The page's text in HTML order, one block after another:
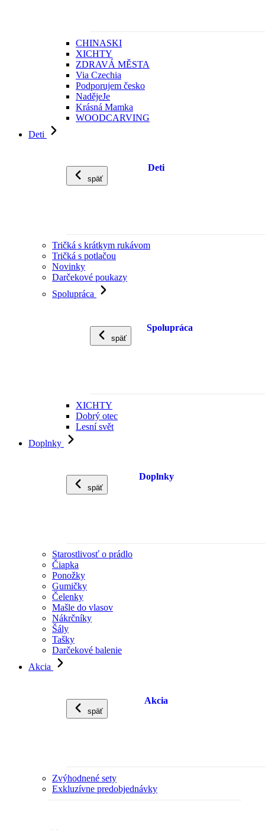
CHINASKI
XICHTY
ZDRAVÁ MĚSTA
Via Czechia
Podporujem česko
NadějeJe
Krásná Mamka
WOODCARVING
Deti
späť
Deti
Tričká s krátkym rukávom
Tričká s potlačou
Novinky
Darčekové poukazy
Spolupráca
späť
Spolupráca
XICHTY
Dobrý otec
Lesní svět
Doplnky
späť
Doplnky
Starostlivosť o prádlo
Čiapka
Ponožky
Gumičky
Čelenky
Mašle do vlasov
Nákrčníky
Šály
Tašky
Darčekové balenie
Akcia
späť
Akcia
Zvýhodnené sety
Exkluzívne predobjednávky